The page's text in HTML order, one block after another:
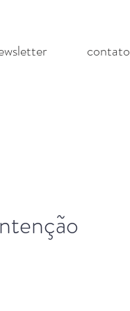
contato